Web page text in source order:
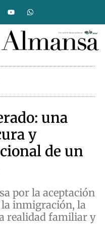
una
y
de un
por la aceptación
la inmigración, la
realidad familiar y